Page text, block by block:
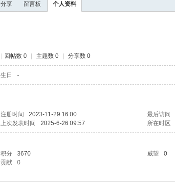
分享 留言板 个人资料
回帖数 0 主题数 0 分享数 0
生日 -
注册时间 2023-11-29 16:00 最后访问
上次发表时间 2025-6-26 09:57 所在时区
积分 3670 威望
0
贡献 0